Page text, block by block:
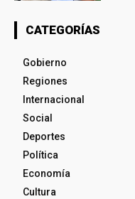
CATEGORÍAS
Gobierno
Regiones
Internacional
Social
Deportes
Política
Economía
Cultura